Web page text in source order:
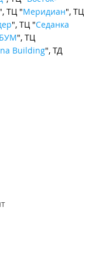
", ТЦ "Меридиан", ТЦ
", ТЦ "Седанка
БУМ", ТЦ
Building", ТД